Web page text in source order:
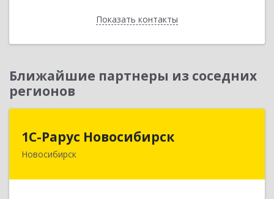
Показать контакты
Назад
Ближайшие партнеры из соседних
регионов
1С-Рарус Новосибирск
Новосибирск
1С-Рарус Новосибирск
630015, Новосибирская обл, Новосибирск г,